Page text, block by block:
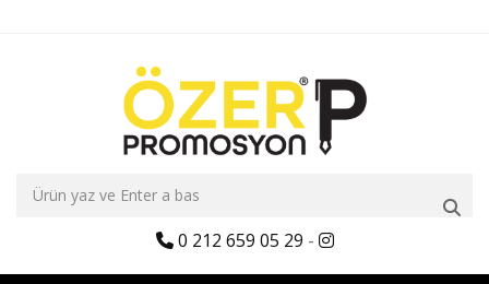
0 212 659 05 29 -